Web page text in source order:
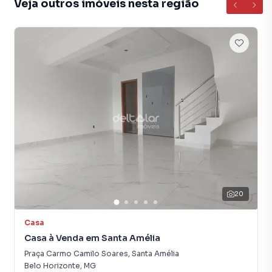
alterações sem aviso prévio.
Casa para Venda em região valorizada do bairro Santa
Amélia, em Belo Horizonte. Não encontrou o que
procurava ou deseja mais informações sobre Casa em
Belo Horizonte? Entre em contato com nossa equipe pelo
A Deltalar Imóveis tem mais opções de apartamentos,
casas residenciais e comerciais, sobrados, terrenos, lojas
empreendimentos em construção ou lançamentos na
planta em Santa Amélia e em outras regiões de Belo
Horizonte. Aqui você encontra milhares de ofertas para
encontrar o imóvel que mais combina com seu estilo de
vida.
Negocie seu imóvel de forma totalmente online, com
Veja outros imóveis nesta região
20
Casa
Casa à Venda em Santa Amélia
Praça Carmo Camilo Soares, Santa Amélia
Belo Horizonte, MG